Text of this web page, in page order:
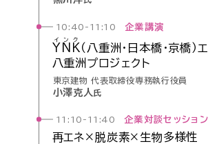
10:40-11:10企業講演
YNK
インク
（八重洲・ 日本橋・京橋）
八重洲 プロジェクト
東京建物 代表取締役専務執行役員
小澤克人氏
11:10-11:40企業対談セッション
再エネ×脱炭素× 生物多様性